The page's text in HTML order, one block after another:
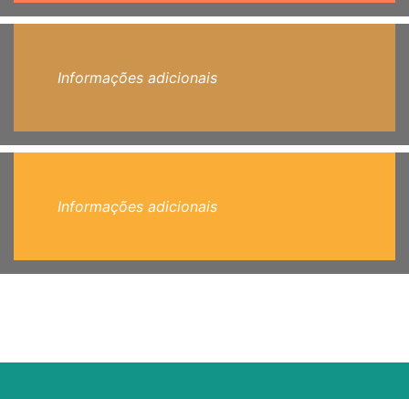
Informações adicionais
Informações adicionais